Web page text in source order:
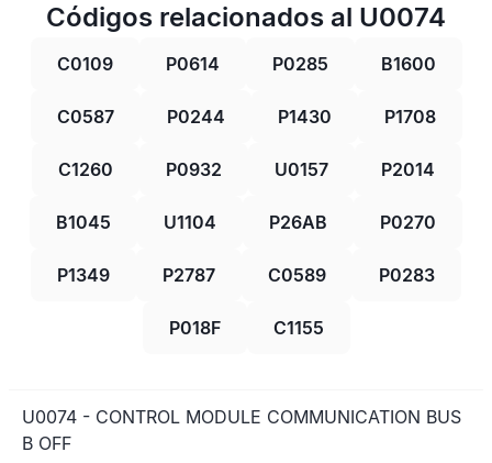
Códigos relacionados al U0074
C0109 P0614 P0285 B1600
C0587 P0244 P1430 P1708
C1260 P0932 U0157 P2014
B1045 U1104 P26AB P0270
P1349 P2787 C0589 P0283
P018F C1155
U0074 - CONTROL MODULE COMMUNICATION BUS
B OFF